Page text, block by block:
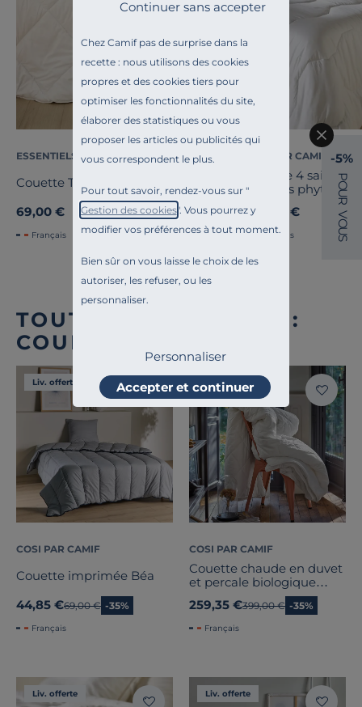
Chez Camif pas de surprise dans la
recette : nous utilisons des cookies
propres et des cookies tiers pour
optimiser les fonctionnalités du site,
élaborer des statistiques ou vous
proposer les articles ou publicités qui
vous correspondent le plus.
Pour tout savoir, rendez-vous sur "
Gestion des cookies". Vous pourrez y
modifier vos préférences à tout moment.
Bien sûr on vous laisse le choix de les
autoriser, les refuser, ou les
personnaliser.
Continuer sans accepter
Personnaliser
Accepter et continuer
ESSENTIELS PAR CAMIF
Couette Tempérée Pacôme
69,00 €
Français
COSI PAR CAMIF
Couette 4 saisons
acariens phytocare
249,00 €
Français
TOUTE NOTRE OFFRE :
COUETTES
Liv. offerte
COSI PAR CAMIF
Couette imprimée Béa
44,85 €Ancien prix
69,00 € -35%
Français
Liv. offerte
COSI PAR CAMIF
Couette chaude en duvet
et percale biologique
259,35 €Ancien prix
399,00 € -35%
Français
Liv. offerte Liv. offerte
-5%
P
O
U
R
V
O
U
S